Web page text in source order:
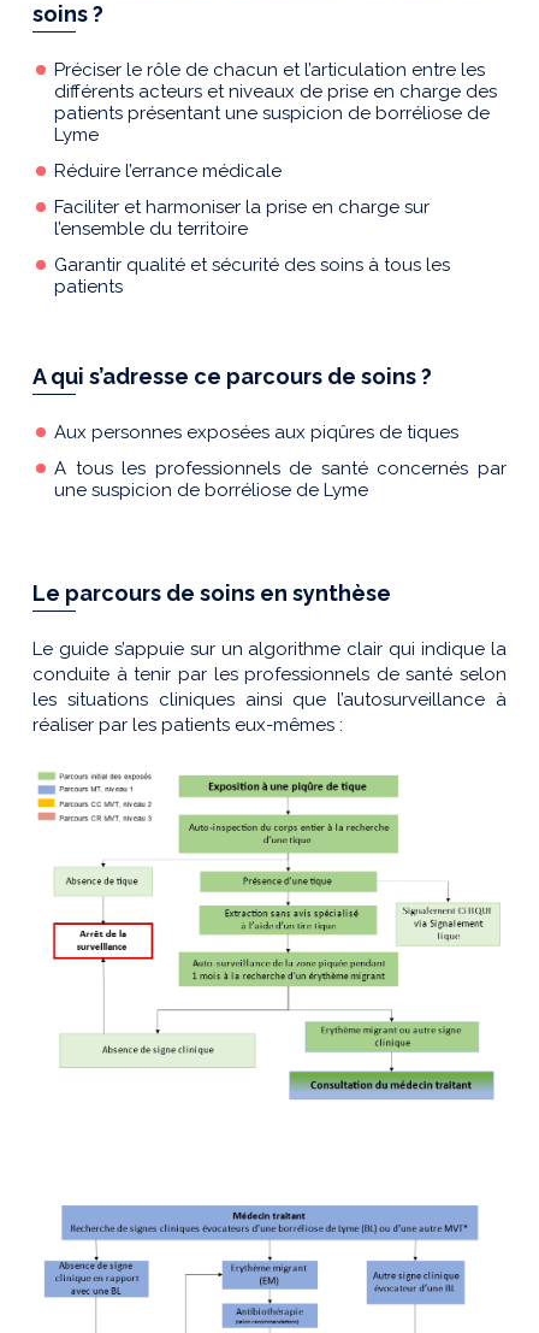
soins ?
Préciser le rôle de chacun et l’articulation entre les
différents acteurs et niveaux de prise en charge des
patients présentant une suspicion de borréliose de
Lyme
Réduire l’errance médicale
Faciliter et harmoniser la prise en charge sur
l’ensemble du territoire
Garantir qualité et sécurité des soins à tous les
patients
A qui s’adresse ce parcours de soins ?
Aux personnes exposées aux piqûres de tiques
A tous les professionnels de santé concernés par
une suspicion de borréliose de Lyme
Le parcours de soins en synthèse
Le guide s’appuie sur un algorithme clair qui indique la
conduite à tenir par les professionnels de santé selon
les situations cliniques ainsi que l’autosurveillance à
réaliser par les patients eux-mêmes :